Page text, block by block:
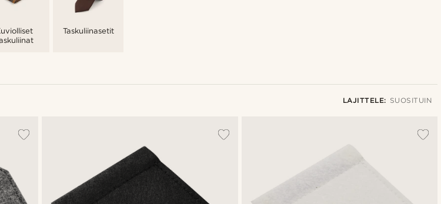
Taskuliinasetit
LAJITTELE: SUOSITUIN
Halvin